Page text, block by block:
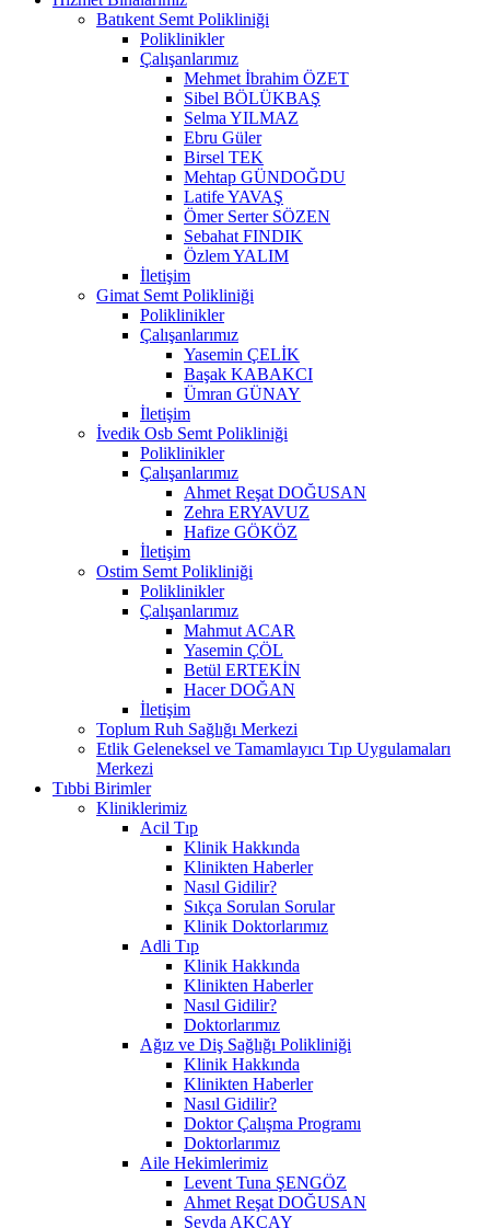
Batıkent Semt Polikliniği
Poliklinikler
Çalışanlarımız
Mehmet İbrahim ÖZET
Sibel BÖLÜKBAŞ
Selma YILMAZ
Ebru Güler
Birsel TEK
Mehtap GÜNDOĞDU
Latife YAVAŞ
Ömer Serter SÖZEN
Sebahat FINDIK
Özlem YALIM
İletişim
Gimat Semt Polikliniği
Poliklinikler
Çalışanlarımız
Yasemin ÇELİK
Başak KABAKCI
Ümran GÜNAY
İletişim
İvedik Osb Semt Polikliniği
Poliklinikler
Çalışanlarımız
Ahmet Reşat DOĞUSAN
Zehra ERYAVUZ
Hafize GÖKÖZ
İletişim
Ostim Semt Polikliniği
Poliklinikler
Çalışanlarımız
Mahmut ACAR
Yasemin ÇÖL
Betül ERTEKİN
Hacer DOĞAN
İletişim
Toplum Ruh Sağlığı Merkezi
Etlik Geleneksel ve Tamamlayıcı Tıp Uygulamaları
Merkezi
Tıbbi Birimler
Kliniklerimiz
Acil Tıp
Klinik Hakkında
Klinikten Haberler
Nasıl Gidilir?
Sıkça Sorulan Sorular
Klinik Doktorlarımız
Adli Tıp
Klinik Hakkında
Klinikten Haberler
Nasıl Gidilir?
Doktorlarımız
Ağız ve Diş Sağlığı Polikliniği
Klinik Hakkında
Klinikten Haberler
Nasıl Gidilir?
Doktor Çalışma Programı
Doktorlarımız
Aile Hekimlerimiz
Levent Tuna ŞENGÖZ
Ahmet Reşat DOĞUSAN
Şeyda AKÇAY